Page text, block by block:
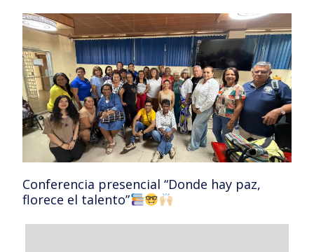
Conferencia presencial “Donde hay paz,
florece el talento”